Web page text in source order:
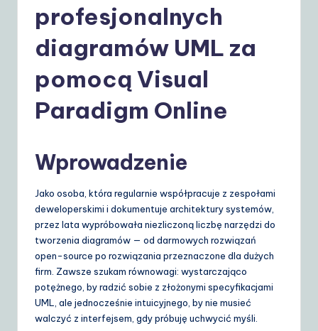
o
D
ai
ly
profesjonalnych
diagramów UML za
pomocą Visual
Paradigm Online
Wprowadzenie
Jako osoba, która regularnie współpracuje z zespołami
deweloperskimi i dokumentuje architektury systemów,
przez lata wypróbowała niezliczoną liczbę narzędzi do
tworzenia diagramów — od darmowych rozwiązań
open-source po rozwiązania przeznaczone dla dużych
firm. Zawsze szukam równowagi: wystarczająco
potężnego, by radzić sobie z złożonymi specyfikacjami
UML, ale jednocześnie intuicyjnego, by nie musieć
walczyć z interfejsem, gdy próbuję uchwycić myśli.